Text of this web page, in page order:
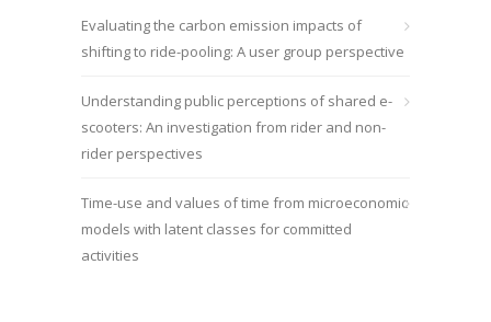
Evaluating the carbon emission impacts of
shifting to ride-pooling: A user group perspective
Understanding public perceptions of shared e-
scooters: An investigation from rider and non-
rider perspectives
Time-use and values of time from microeconomic
models with latent classes for committed
activities